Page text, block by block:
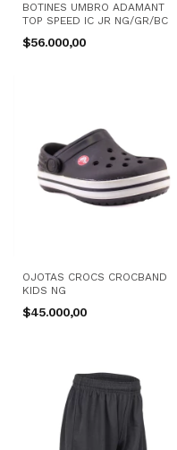
BOTINES UMBRO ADAMANT
TOP SPEED IC JR NG/GR/BC
$56.000,00
OJOTAS CROCS CROCBAND
KIDS NG
$45.000,00